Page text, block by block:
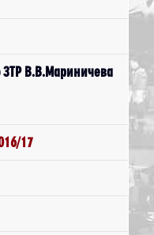
В.В.Мариничева
17